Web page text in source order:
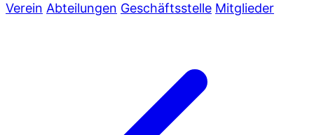
Verein Abteilungen Geschäftsstelle Mitglieder